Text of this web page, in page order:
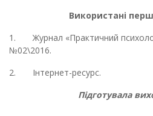
Використані
1. Журнал «Практичний
№02\2016.
2. Інтернет-ресурс.
Підготувала